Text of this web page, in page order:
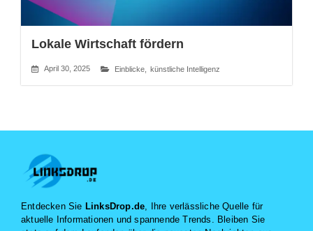
Lokale Wirtschaft fördern
April 30, 2025 Einblicke künstliche Intelligenz
Entdecken Sie LinksDrop.de , Ihre verlässliche Quelle für
aktuelle Informationen und spannende Trends. Bleiben Sie